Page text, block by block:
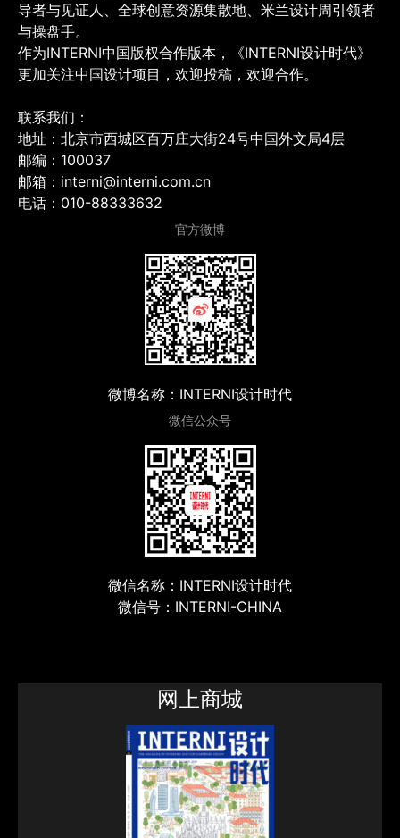
导者与见证人、全球创意资源集散地、米兰设计周引领者
与操盘手。
作为INTERNI中国版权合作版本，《INTERNI设计时代》
更加关注中国设计项目，欢迎投稿，欢迎合作。
联系我们：
地址：北京市西城区百万庄大街24号中国外文局4层
邮编：100037
邮箱：interni@interni.com.cn
电话：010-88333632
官方微博
微博名称：INTERNI设计时代
微信公众号
微信名称：INTERNI设计时代
微信号：INTERNI-CHINA
网上商城